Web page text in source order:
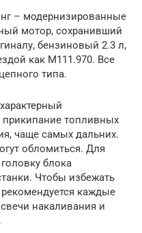
– модернизированные
мотор, сохранивший
бензиновый 2.3 л,
как М111.970. Все
типа.
прикипание топливных
чаще самых дальних.
обломиться. Для
блока
Чтобы избежать
каждые
накаливания и